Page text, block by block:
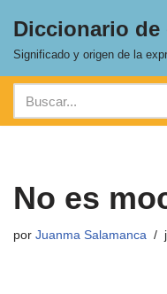
Saltar
contenido
Diccionario de
Significado y origen de la
No es
por Juanma Salamanca